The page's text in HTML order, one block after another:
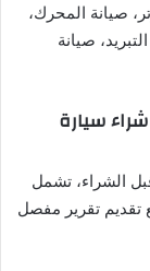
صيانة المحرك،
صيانة
سيارة
الشراء، تشمل
تقديم تقرير مفصل